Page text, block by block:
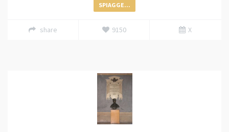
SPIAGGE...
share 9150 X